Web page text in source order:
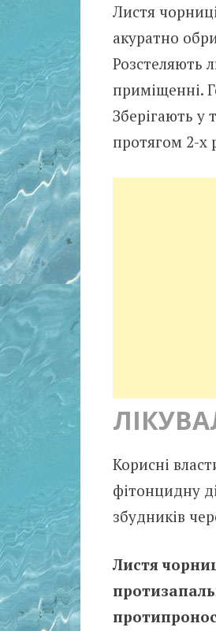
Листя
акуратно
Розстеляють
приміщенні.
Зберігають у
протягом 2-х
Корисні
фітонцидну
збудників
Листя